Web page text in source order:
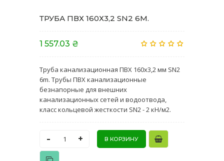
ТРУБА ПВХ 160Х3,2 SN2 6M.
1 557.03 ₴
Труба канализационная ПВХ 160х3,2 мм SN2
6m. Трубы ПВХ канализационные
безнапорные для внешних
канализационных сетей и водоотвода,
класс кольцевой жесткости SN2 - 2 кН/м2.
- +